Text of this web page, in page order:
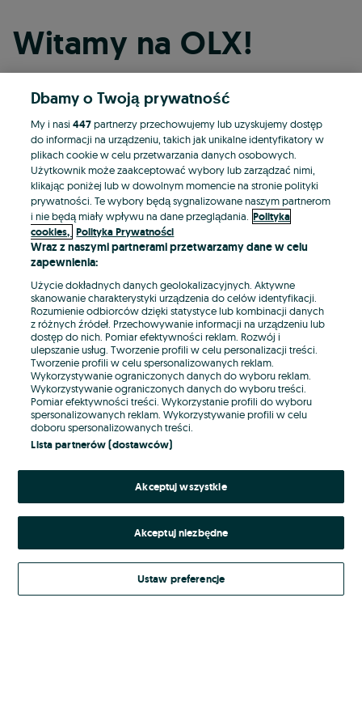
Witamy na OLX!
Kontynuuj przez Facebooka
Kontynuuj przez konto Apple
Kontynuuj przez konto Google
LUB
E-mail
Hasło
Nie pamiętasz hasła?
Zaloguj się
Kontynuując za pośrednictwem jednego z dostawców wskazanych powyżej,
Regulamin serwisuOLX.pl w jego aktualnym brzmieniu.
Dbamy o Twoją prywatność
My i nasi447partnerzy przechowujemy lub uzyskujemy dostęp
do informacji na urządzeniu, takich jak unikalne identyfikatory w
plikach cookie w celu przetwarzania danych osobowych.
Użytkownik może zaakceptować wybory lub zarządzać nimi,
klikając poniżej lub w dowolnym momencie na stronie polityki
prywatności. Te wybory będą sygnalizowane naszym partnerom
i nie będą miały wpływu na dane przeglądania. Polityka
cookies, Polityka Prywatności
Wraz z naszymi partnerami przetwarzamy dane w celu
zapewnienia:
Użycie dokładnych danych geolokalizacyjnych. Aktywne
skanowanie charakterystyki urządzenia do celów identyfikacji.
Rozumienie odbiorców dzięki statystyce lub kombinacji danych
z różnych źródeł. Przechowywanie informacji na urządzeniu lub
dostęp do nich. Pomiar efektywności reklam. Rozwój i
ulepszanie usług. Tworzenie profili w celu personalizacji treści.
Tworzenie profili w celu spersonalizowanych reklam.
Wykorzystywanie ograniczonych danych do wyboru reklam.
Wykorzystywanie ograniczonych danych do wyboru treści.
Pomiar efektywności treści. Wykorzystanie profili do wyboru
spersonalizowanych reklam. Wykorzystywanie profili w celu
doboru spersonalizowanych treści.
Lista partnerów (dostawców)
Akceptuj wszystkie
Akceptuj niezbędne
Ustaw preferencje